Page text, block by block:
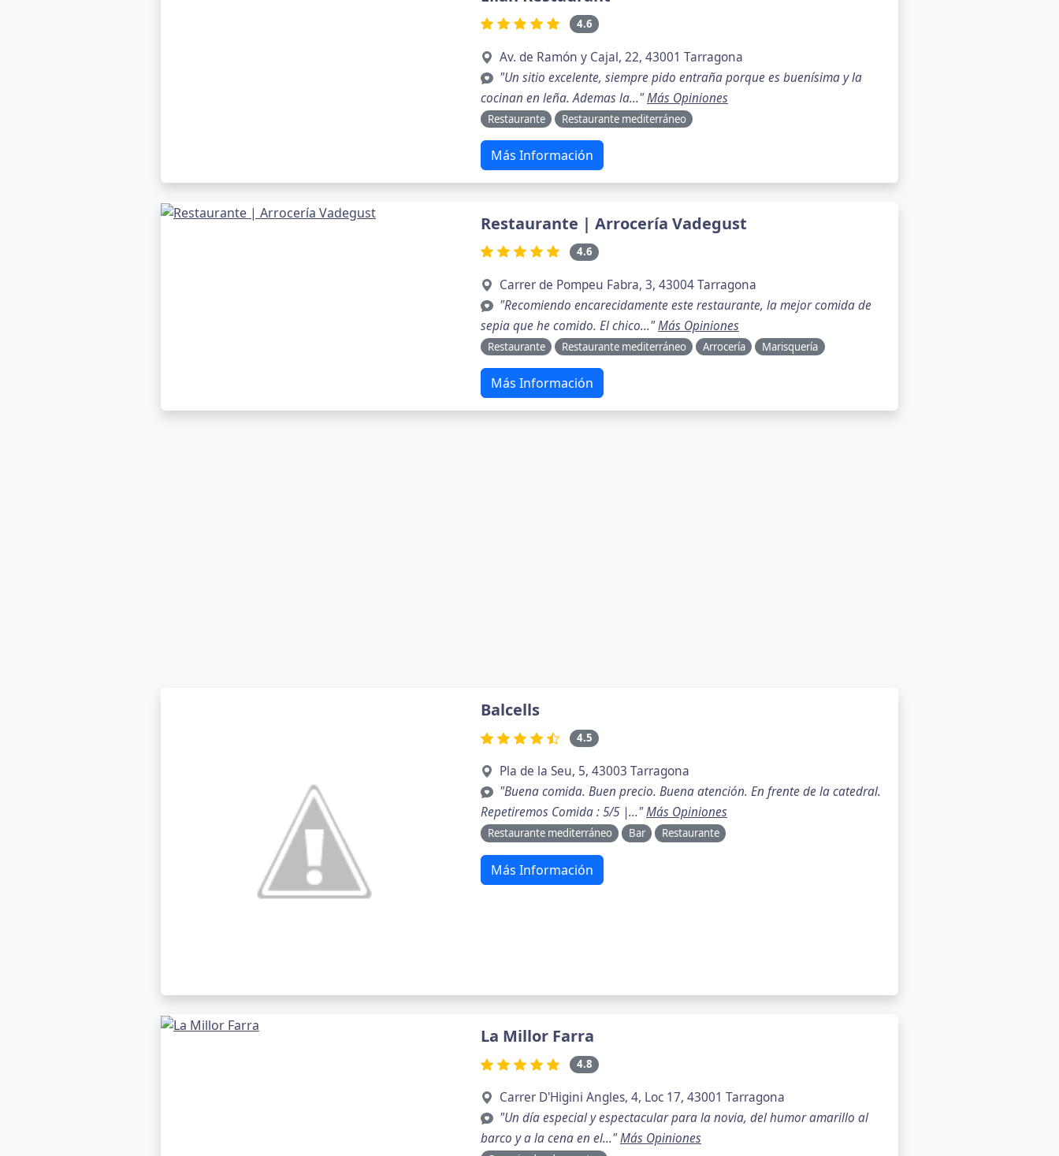
4.6
Av. de Ramón y Cajal, 22, 43001 Tarragona
"Un sitio excelente, siempre pido entraña porque es buenísima y la
cocinan en leña. Ademas la..."Más Opiniones
Restaurante Restaurante mediterráneo
Más Información
Restaurante | Arrocería Vadegust
4.6
Carrer de Pompeu Fabra, 3, 43004 Tarragona
"Recomiendo encarecidamente este restaurante, la mejor comida de
sepia que he comido. El chico..."Más Opiniones
Restaurante Restaurante mediterráneo Arrocería Marisquería
Más Información
Balcells
4.5
Pla de la Seu, 5, 43003 Tarragona
"Buena comida. Buen precio. Buena atención. En frente de la catedral.
Repetiremos Comida : 5/5 |..."Más Opiniones
Restaurante mediterráneo Bar Restaurante
Más Información
La Millor Farra
4.8
Carrer D'Higini Angles, 4, Loc 17, 43001 Tarragona
"Un día especial y espectacular para la novia, del humor amarillo al
barco y a la cena en el..."Más Opiniones